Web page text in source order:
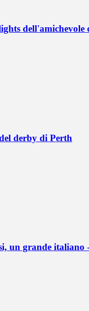
derby di Perth
un grande italiano